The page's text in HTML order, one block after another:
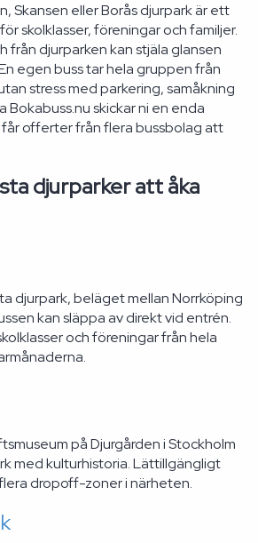
Skansen eller Borås djurpark är ett
skolklasser, föreningar och familjer.
från djurparken kan stjäla glansen
egen buss tar hela gruppen från
stress med parkering, samåkning
Bokabuss.nu skickar ni en enda
offerter från flera bussbolag att
djurparker att åka
djurpark, beläget mellan Norrköping
kan släppa av direkt vid entrén.
och föreningar från hela
på Djurgården i Stockholm
med kulturhistoria. Lättillgängligt
dropoff-zoner i närheten.